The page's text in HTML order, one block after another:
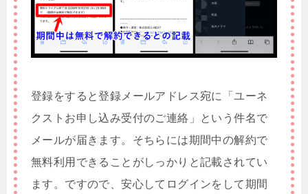
登録をすると登録メールアドレス宛に「ユーネ
クストお申し込み受付のご連絡」という件名で
メールが届きます。そちらには期間中の解約で
無料利用できることがしっかりと記載されてい
ます。ですので、安心してログインをして期間